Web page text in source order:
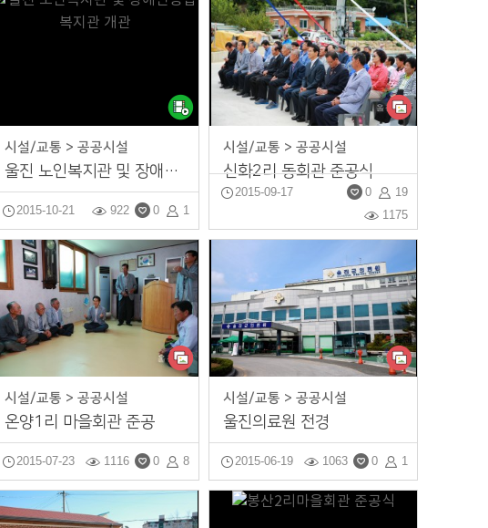
시설/교통 > 공공시설
울진 노인복지관 및 장애인종합복지관 개관
2015-10-21 1
0
922
시설/교통 > 공공시설
신화2리 동회관 준공식
2015-09-17 19
0
1175
시설/교통 > 공공시설
온양1리 마을회관 준공
2015-07-23 8
0
1116
시설/교통 > 공공시설
울진의료원 전경
2015-06-19 1
0
1063